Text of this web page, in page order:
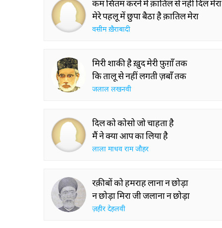
कम सितम करने में क़ातिल से नहीं दिल मेरा
मेरे पहलू में छुपा बैठा है क़ातिल मेरा
वसीम ख़ैराबादी
मिरी शाकी है ख़ुद मेरी फ़ुग़ाँ तक
कि तालू से नहीं लगती ज़बाँ तक
जलाल लखनवी
दिल को कोसो जो चाहता है
मैं ने क्या आप का लिया है
लाला माधव राम जौहर
रक़ीबों को हमराह लाना न छोड़ा
न छोड़ा मिरा जी जलाना न छोड़ा
ज़हीर देहलवी